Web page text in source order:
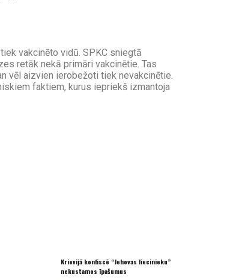
vakcinēto vidū. SPKC sniegtā
retāk nekā primāri vakcinētie. Tas
vēl aizvien ierobežoti tiek nevakcinētie.
faktiem, kurus iepriekš izmantoja
Krievijā konfiscē “Jehovas liecinieku”
nekustamos īpašumus